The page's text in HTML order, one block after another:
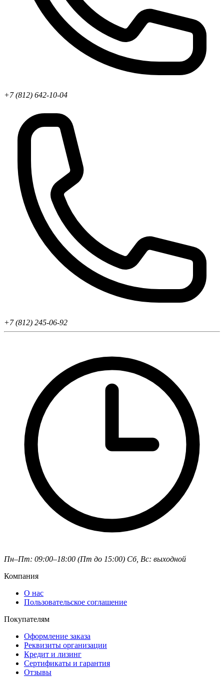
+7 (812) 642-10-04
+7 (812) 245-06-92
Пн–Пт: 09:00–18:00 (Пт до 15:00) Сб, Вс: выходной
Компания
О нас
Пользовательское соглашение
Покупателям
Оформление заказа
Реквизиты организации
Кредит и лизинг
Сертификаты и гарантия
Отзывы